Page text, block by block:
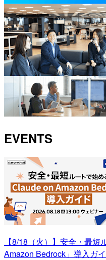
EVENTS
【8/18（火）】安全・最
Amazon Bedrock」導入ガ